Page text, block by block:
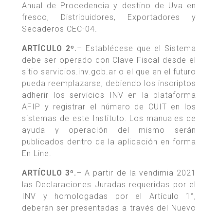
Anual de Procedencia y destino de Uva en
fresco, Distribuidores, Exportadores y
Secaderos CEC-04.
ARTÍCULO 2º.– Establécese que el Sistema
debe ser operado con Clave Fiscal desde el
sitio servicios.inv.gob.ar o el que en el futuro
pueda reemplazarse, debiendo los inscriptos
adherir los servicios INV en la plataforma
AFIP y registrar el número de CUIT en los
sistemas de este Instituto. Los manuales de
ayuda y operación del mismo serán
publicados dentro de la aplicación en forma
En Line.
ARTÍCULO 3º.– A partir de la vendimia 2021
las Declaraciones Juradas requeridas por el
INV y homologadas por el Artículo 1°,
deberán ser presentadas a través del Nuevo